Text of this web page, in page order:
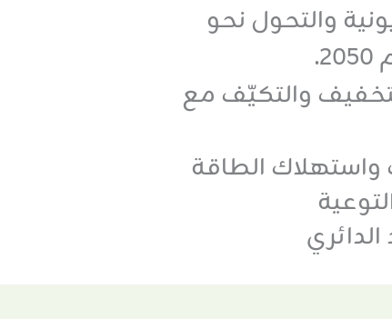
والتحول نحو
والتكيّف مع
الطاقة
الدائري